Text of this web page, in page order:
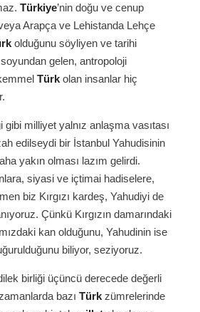
Türkiye’nin doğu ve cenup
Arapça ve Lehistanda Lehçe
olduğunu söyliyen ve tarihi
soyundan gelen, antropoloji
Türk olan insanlar hiç
gibi milliyet yalnız anlaşma vasıtası
edilseydi bir İstanbul Yahudisinin
yakın olması lazım gelirdi.
siyasi ve içtimai hadiselere,
biz Kırgızı kardeş, Yahudiyi de
Çünkü Kırgızın damarındaki
kan olduğunu, Yahudinin ise
biliyor, seziyoruz.
birliği üçüncü derecede değerli
bazı Türk zümrelerinde